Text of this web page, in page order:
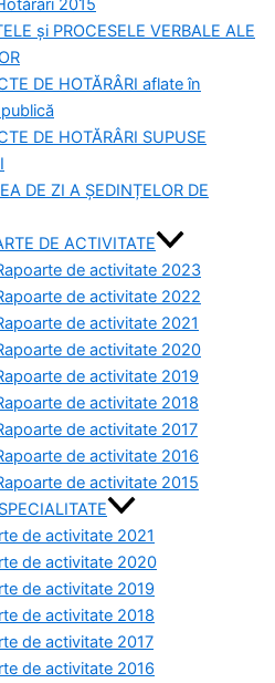
și PROCESELE VERBALE ALE
DE HOTĂRÂRI aflate în
DE HOTĂRÂRI SUPUSE
DE ZI A ȘEDINȚELOR DE
DE ACTIVITATE
de activitate 2023
de activitate 2022
de activitate 2021
de activitate 2020
de activitate 2019
de activitate 2018
de activitate 2017
de activitate 2016
de activitate 2015
de activitate 2021
de activitate 2020
de activitate 2019
de activitate 2018
de activitate 2017
de activitate 2016